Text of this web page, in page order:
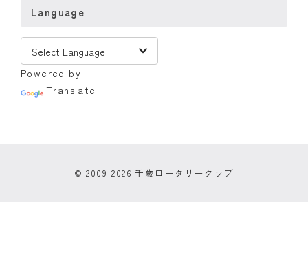
Language
Powered by
Translate
© 2009-2026 千歳ロータリークラブ